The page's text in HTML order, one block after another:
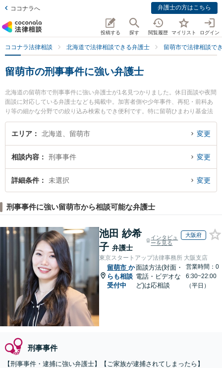
ココナラへ 弁護士の方はこちら
投稿する 探す 閲覧履歴 マイリスト ログイン
ココナラ法律相談 北海道で法律相談できる弁護士 留萌市で法律相談で
留萌市の刑事事件に強い弁護士
北海道の留萌市で刑事事件に強い弁護士が1名見つかりました。休日面談や夜間
面談に対応している弁護士なども掲載中。加害者側や少年事件、再犯・前科あ
り等の細かな分野での絞り込み検索もでき便利です。特に留萌ひまわり基金法
律事務所の海北 健太弁護士のプロフィール情報や弁護士費用、強みなどが注目
されています。『留萌市で土日や夜間に発生した刑事事件のトラブルを今すぐ
に相談予約したい』などでお困りの相談者さんにおすすめです。
エリア 北海道、留萌市 変更
相談内容 刑事事件 変更
詳細条件 未選択 変更
刑事事件に強い留萌市から相談可能な弁護士
池田 紗希
子 弁護士
インタビュ
ーを見る
大阪府
東京スタートアップ法律事務所 大阪支店
留萌市 か
らも相談
受付中
面談方法(対面・
電話・ビデオな
ど)は応相談
営業時間：0
6:30~22:00
（平日）
刑事事件
【刑事事件・逮捕に強い弁護士】【ご家族が逮捕されてしまったら】